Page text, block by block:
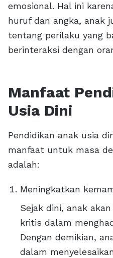
emosional. Hal ini
huruf dan angka, anak
tentang perilaku yang
berinteraksi dengan
Manfaat
Usia Dini
Pendidikan anak usia
manfaat untuk masa
adalah:
Meningkatkan
Sejak dini, anak
kritis dalam
Dengan demikian,
dalam